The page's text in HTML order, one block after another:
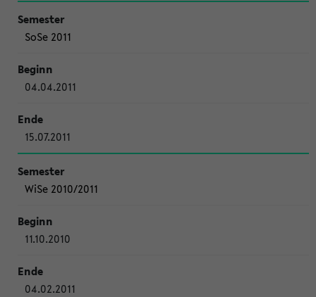
SoSe 2011
04.04.2011
15.07.2011
WiSe 2010/2011
11.10.2010
04.02.2011